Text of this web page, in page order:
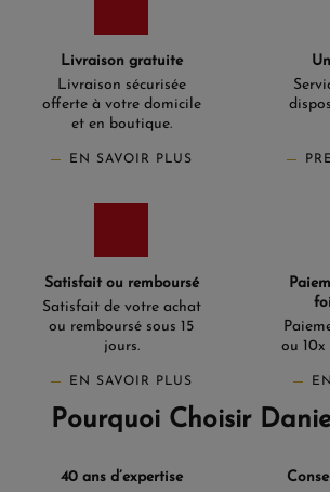
Livraison gratuite
Livraison sécurisée
offerte à votre domicile
et en boutique.
EN SAVOIR PLUS
Satisfait ou remboursé
Satisfait de votre achat
ou remboursé sous 15
jours.
EN SAVOIR PLUS
ou
Pourquoi Choisir
40 ans d’expertise